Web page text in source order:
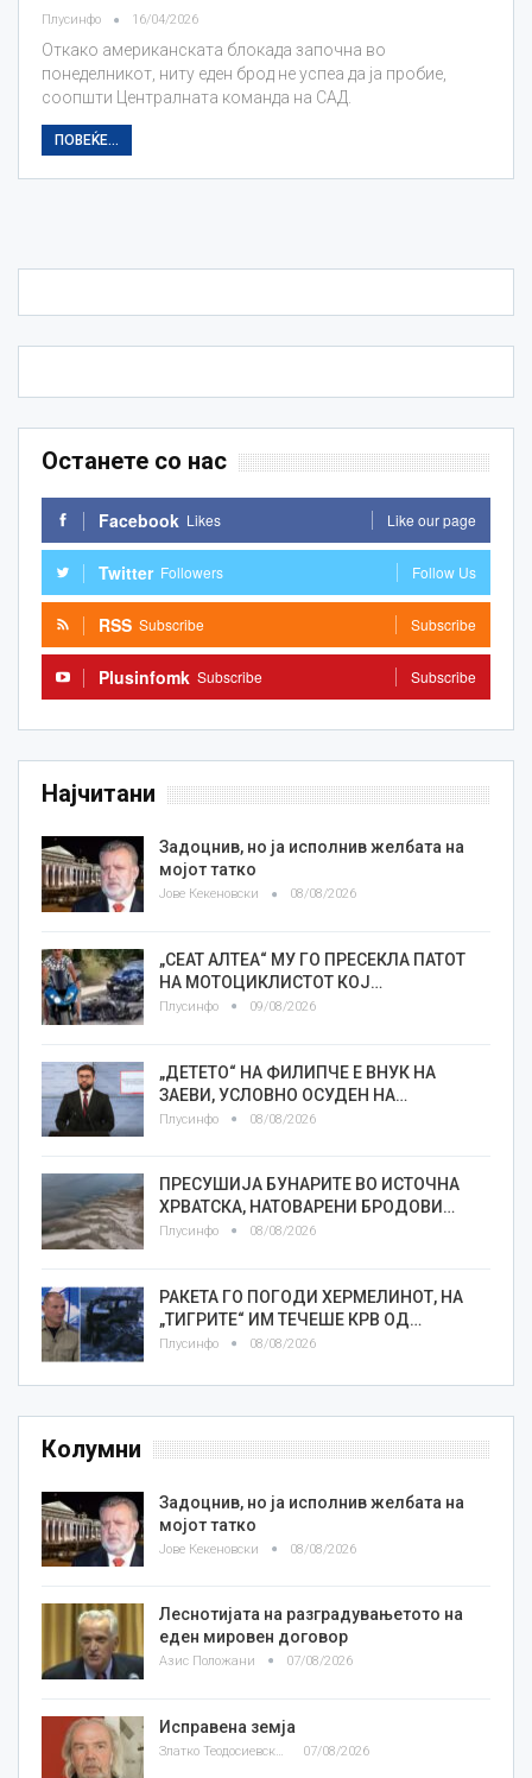
Плусинфо 16/04/2026
Откако американската блокада започна во
понеделникот, ниту еден брод не успеа да ја пробие,
соопшти Централната команда на САД.
ПОВЕЌЕ...
Останете со нас
Facebook Likes Like our page
Twitter Followers Follow Us
RSS Subscribe Subscribe
Plusinfomk Subscribe Subscribe
Најчитани
Задоцнив, но ја исполнив желбата на
мојот татко
Јове Кекеновски 08/08/2026
„СЕАТ АЛТЕА“ МУ ГО ПРЕСЕКЛА ПАТОТ
НА МОТОЦИКЛИСТОТ КОЈ…
Плусинфо 09/08/2026
„ДЕТЕТО“ НА ФИЛИПЧЕ Е ВНУК НА
ЗАЕВИ, УСЛОВНО ОСУДЕН НА…
Плусинфо 08/08/2026
ПРЕСУШИЈА БУНАРИТЕ ВО ИСТОЧНА
ХРВАТСКА, НАТОВАРЕНИ БРОДОВИ…
Плусинфо 08/08/2026
РАКЕТА ГО ПОГОДИ ХЕРМЕЛИНОТ, НА
„ТИГРИТЕ“ ИМ ТЕЧЕШЕ КРВ ОД…
Плусинфо 08/08/2026
Колумни
Задоцнив, но ја исполнив желбата на
мојот татко
Јове Кекеновски 08/08/2026
Леснотијата на разградувањетото на
еден мировен договор
Азис Положани 07/08/2026
Исправена земја
Златко Теодосиевски 07/08/2026